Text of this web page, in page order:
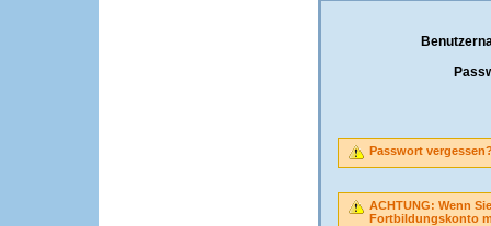
Passwort
ACHTUNG: Wenn
Fortbildungskonto